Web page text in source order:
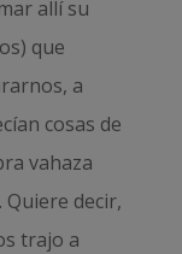
allí su
que
a
cosas de
vahaza
decir,
trajo a